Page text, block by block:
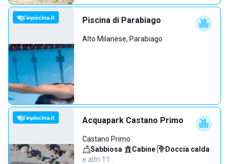
Piscina di Parabiago
Alto Milanese, Parabiago
Acquapark Castano Primo
Castano Primo
Sabbiosa· Cabine· Doccia calda·
e altri 11…